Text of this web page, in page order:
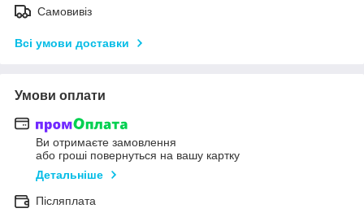
Самовивіз
Всі умови доставки
Умови оплати
Ви отримаєте замовлення
або гроші повернуться на вашу картку
Детальніше
Післяплата